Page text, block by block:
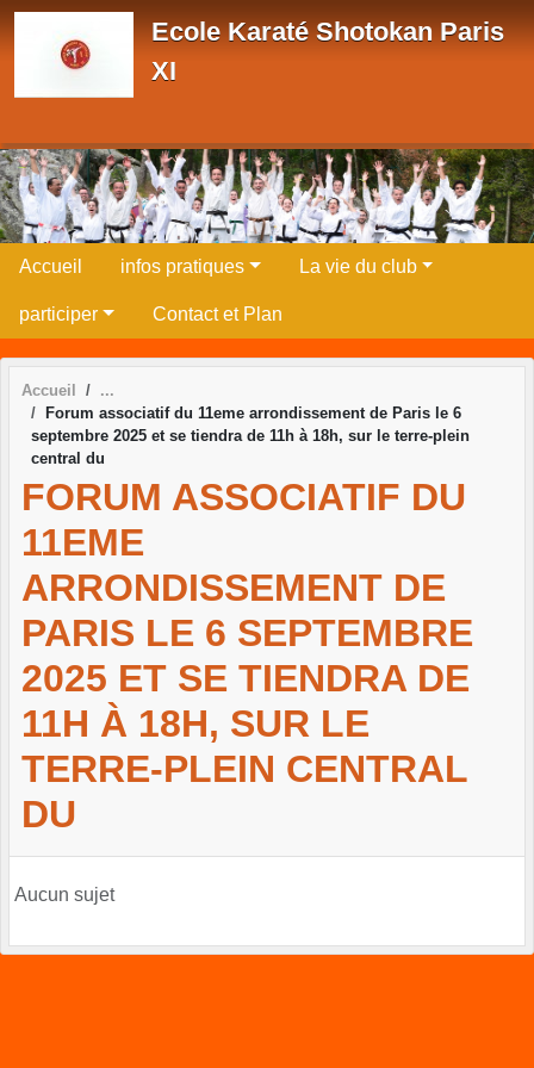
Ecole Karaté Shotokan Paris
XI
Accueil infos pratiques La vie du club
participer Contact et Plan
Accueil
Forum associatif du 11eme arrondissement de Paris le 6
septembre 2025 et se tiendra de 11h à 18h, sur le terre-plein
central du
FORUM ASSOCIATIF DU
11EME
ARRONDISSEMENT DE
PARIS LE 6 SEPTEMBRE
2025 ET SE TIENDRA DE
11H À 18H, SUR LE
TERRE-PLEIN CENTRAL
DU
Aucun sujet
Panneau de gestion des cookies